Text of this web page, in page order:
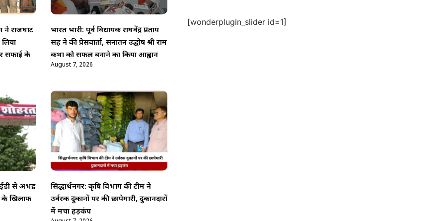
ने राजघाट
सफाई के
भारत भारी: पूर्व विधायक राघवेंद्र प्रताप
सिंह ने की प्रेसवार्ता, सनातन उद्घोष श्री राम
कथा को सफल बनाने का किया आह्वान
August 7, 2026
से अभद्र
के खिलाफ
सिद्धार्थनगर: कृषि विभाग की टीम ने
उर्वरक दुकानों पर की छापेमारी, दुकानदारों
में मचा हड़कंप
[wonderplugin_slider id=1]